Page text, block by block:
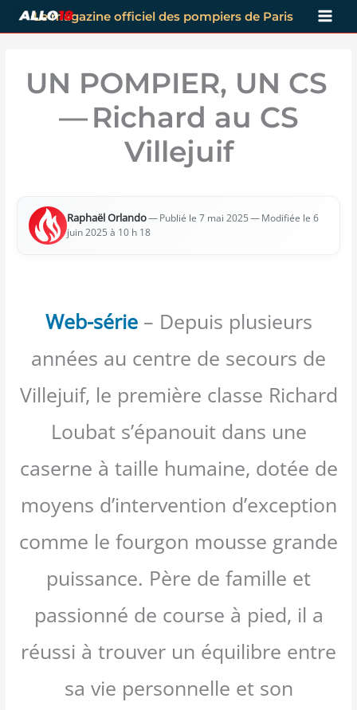
Aller
au
Le magazine officiel des pompiers de Paris
UN POMPIER, UN CS
— Richard au CS
Villejuif
Raphaël Orlan­do— Publié le 7 mai 2025 — Modi­fiée le 6
juin 2025 à 10 h 18
Web-série– Depuis plusieurs
années au centre de secours de
Villejuif, le première classe Richard
Loubat s’épanouit dans une
caserne à taille humaine, dotée de
moyens d’intervention d’exception
comme le fourgon mousse grande
puissance. Père de famille et
passionné de course à pied, il a
réussi à trouver un équilibre entre
sa vie personnelle et son